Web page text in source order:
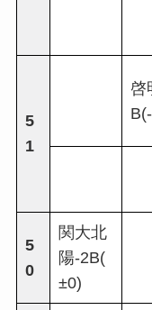
5
1
啓
5
0
関大北
陽-2B(
±0)